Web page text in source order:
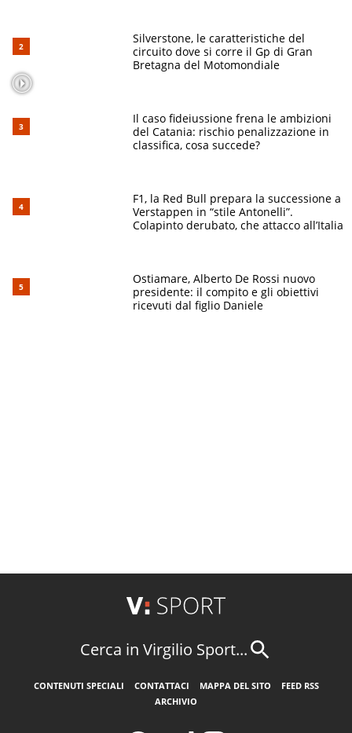
Silverstone, le caratteristiche del
circuito dove si corre il Gp di Gran
Bretagna del Motomondiale
Il caso fideiussione frena le ambizioni
del Catania: rischio penalizzazione in
classifica, cosa succede?
F1, la Red Bull prepara la successione a
Verstappen in “stile Antonelli”.
Colapinto derubato, che attacco all’Italia
Ostiamare, Alberto De Rossi nuovo
presidente: il compito e gli obiettivi
ricevuti dal figlio Daniele
Cerca in Virgilio Sport...
CONTENUTI SPECIALI CONTATTACI MAPPA DEL SITO
FEED RSS
ARCHIVIO